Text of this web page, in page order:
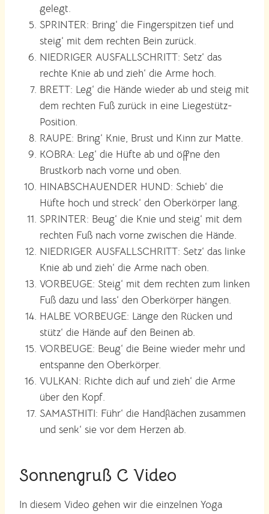
gelegt.
SPRINTER: Bring‘ die Fingerspitzen tief und
steig‘ mit dem rechten Bein zurück.
NIEDRIGER AUSFALLSCHRITT: Setz‘ das
rechte Knie ab und zieh‘ die Arme hoch.
BRETT: Leg‘ die Hände wieder ab und steig mit
dem rechten Fuß zurück in eine Liegestütz-
Position.
RAUPE: Bring‘ Knie, Brust und Kinn zur Matte.
KOBRA: Leg‘ die Hüfte ab und öffne den
Brustkorb nach vorne und oben.
HINABSCHAUENDER HUND: Schieb‘ die
Hüfte hoch und streck‘ den Oberkörper lang.
SPRINTER: Beug‘ die Knie und steig‘ mit dem
rechten Fuß nach vorne zwischen die Hände.
NIEDRIGER AUSFALLSCHRITT: Setz‘ das linke
Knie ab und zieh‘ die Arme nach oben.
VORBEUGE: Steig‘ mit dem rechten zum linken
Fuß dazu und lass‘ den Oberkörper hängen.
HALBE VORBEUGE: Länge den Rücken und
stütz‘ die Hände auf den Beinen ab.
VORBEUGE: Beug‘ die Beine wieder mehr und
entspanne den Oberkörper.
VULKAN: Richte dich auf und zieh‘ die Arme
über den Kopf.
SAMASTHITI: Führ‘ die Handflächen zusammen
und senk‘ sie vor dem Herzen ab.
Sonnengruß C Video
In diesem Video gehen wir die einzelnen Yoga